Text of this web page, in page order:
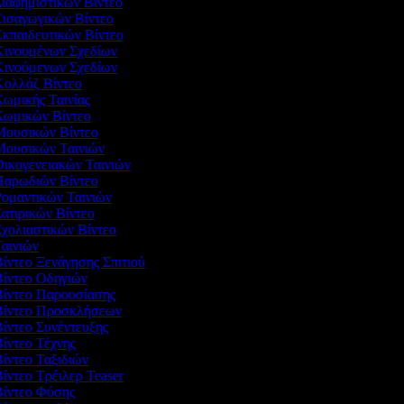
Βίντεο
Βίντεο
Σχεδίων
Σχεδίων
Βίντεο
Ταινίας
Βίντεο
Βίντεο
Ταινιών
Ταινιών
Βίντεο
Ταινιών
Βίντεο
Βίντεο
Ξενάγησης Σπιτιού
Οδηγιών
Παρουσίασης
Προσκλήσεων
Συνέντευξης
Τέχνης
Ταξιδιών
Τρέιλερ Teaser
Φύσης